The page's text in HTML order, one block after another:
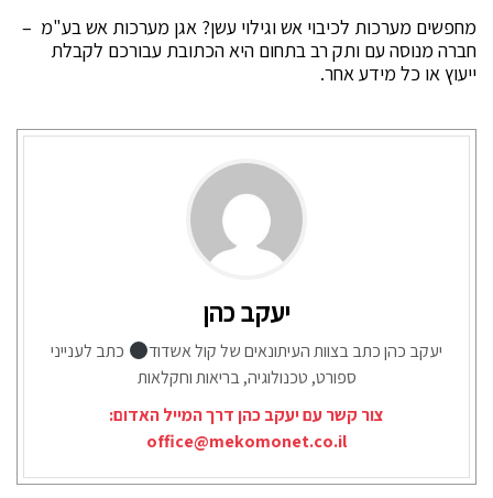
מחפשים מערכות לכיבוי אש וגילוי עשן? אגן מערכות אש בע"מ –
חברה מנוסה עם ותק רב בתחום היא הכתובת עבורכם לקבלת
ייעוץ או כל מידע אחר.
יעקב כהן
יעקב כהן כתב בצוות העיתונאים של קול אשדוד
כתב לענייני
ספורט, טכנולוגיה, בריאות וחקלאות
צור קשר עם יעקב כהן דרך המייל האדום:
office@mekomonet.co.il